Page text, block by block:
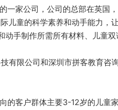
一家公司，公司的总部在英国
儿童的科学素养和动手能力，
动手制作所需所有材料、儿童
有限公司和深圳市拼客教育
的客户群体主要3-12岁的儿童